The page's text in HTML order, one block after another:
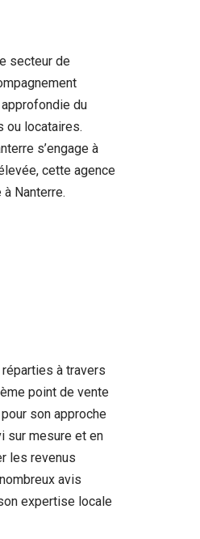
secteur de
du
ou locataires.
s’engage à
cette agence
Nanterre.
à travers
point de vente
son approche
sur mesure et en
les revenus
avis
expertise locale